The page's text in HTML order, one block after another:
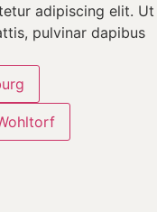
adipiscing elit. Ut
pulvinar dapibus